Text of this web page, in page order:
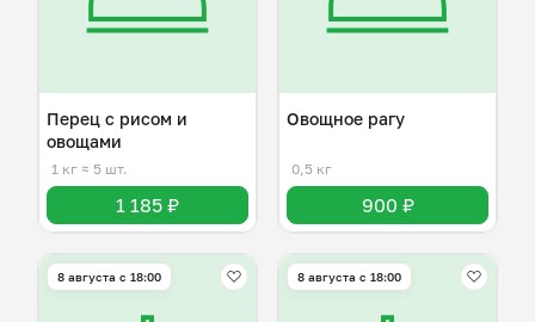
Перец с рисом и
овощами
1 кг ≈ 5 шт.
1 185 ₽
Овощное рагу
0,5 кг
900 ₽
8 августа с 18:00 8 августа с 18:00